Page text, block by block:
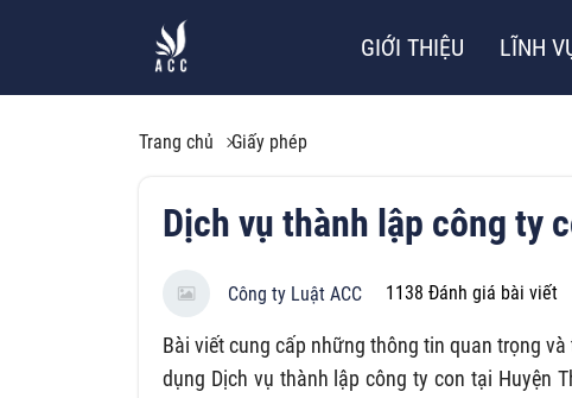
GIỚI THIỆU LĨNH
Trang chủ Giấy phép
Dịch vụ thành lập công ty
Công ty Luật ACC 1138 Đánh giá bài viết
Bài viết cung cấp những thông tin quan trọng
dụng Dịch vụ thành lập công ty con tại Huyện